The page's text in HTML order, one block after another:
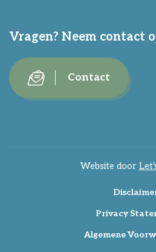
Vragen? Neem contact
Contact
Website door
Privacy
Algemene